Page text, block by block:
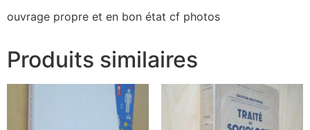
ouvrage propre et en bon état cf photos
Produits similaires